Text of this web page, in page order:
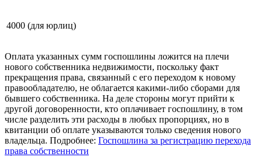
4000 (для юрлиц)
Оплата указанных сумм госпошлины ложится на плечи
нового собственника недвижимости, поскольку факт
прекращения права, связанный с его переходом к новому
правообладателю, не облагается какими-либо сборами для
бывшего собственника. На деле стороны могут прийти к
другой договоренности, кто оплачивает госпошлину, в том
числе разделить эти расходы в любых пропорциях, но в
квитанции об оплате указываются только сведения нового
владельца. Подробнее: Госпошлина за регистрацию перехода
права собственности